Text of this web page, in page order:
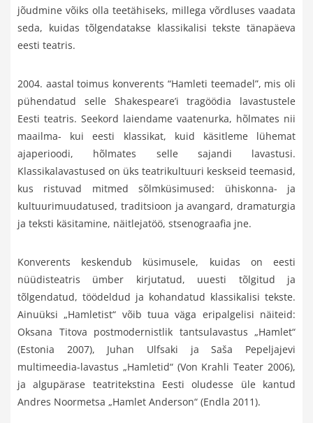
jõudmine võiks olla teetähiseks, millega võrdluses vaadata
seda, kuidas tõlgendatakse klassikalisi tekste tänapäeva
eesti teatris.
2004. aastal toimus konverents “Hamleti teemadel”, mis oli
pühendatud selle Shakespeare’i tragöödia lavastustele
Eesti teatris. Seekord laiendame vaatenurka, hõlmates nii
maailma- kui eesti klassikat, kuid käsitleme lühemat
ajaperioodi, hõlmates selle sajandi lavastusi.
Klassikalavastused on üks teatrikultuuri keskseid teemasid,
kus ristuvad mitmed sõlmküsimused: ühiskonna- ja
kultuurimuudatused, traditsioon ja avangard, dramaturgia
ja teksti käsitamine, näitlejatöö, stsenograafia jne.
Konverents keskendub küsimusele, kuidas on eesti
nüüdisteatris ümber kirjutatud, uuesti tõlgitud ja
tõlgendatud, töödeldud ja kohandatud klassikalisi tekste.
Ainuüksi „Hamletist“ võib tuua väga eripalgelisi näiteid:
Oksana Titova postmodernistlik tantsulavastus „Hamlet“
(Estonia 2007), Juhan Ulfsaki ja Saša Pepeljajevi
multimeedia-lavastus „Hamletid“ (Von Krahli Teater 2006),
ja algupärase teatritekstina Eesti oludesse üle kantud
Andres Noormetsa „Hamlet Anderson“ (Endla 2011).